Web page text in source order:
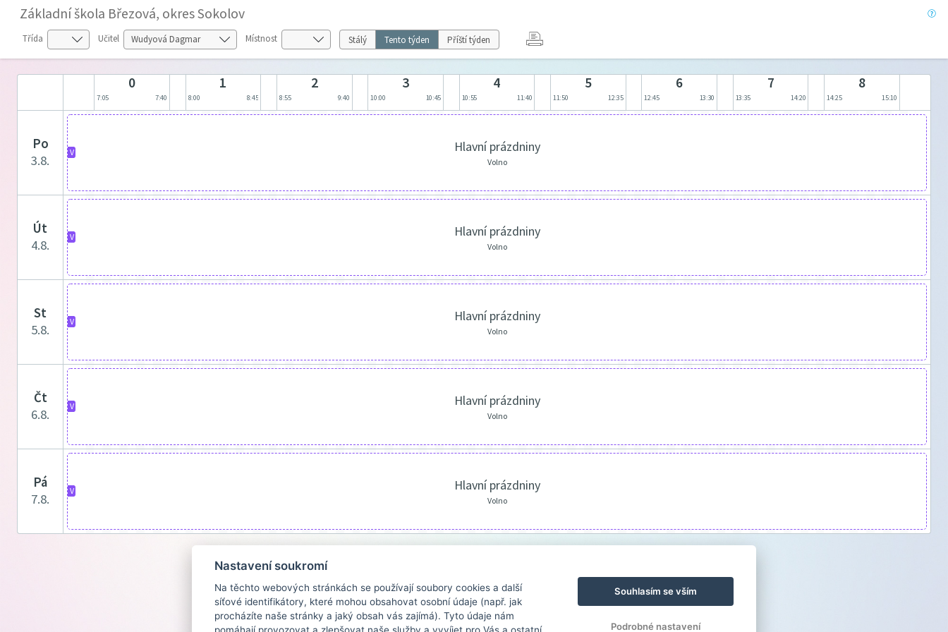
Základní škola Březová, okres Sokolov
Třída Učitel Místnost Stálý Tento týden Příští týden
0
7:05 7:40
1
8:00 8:45
2
8:55 9:40
3
10:00 10:45
4
10:55 11:40
5
11:50 12:35
6
12:45 13:30
7
13:35 14:20
8
14:25 15:10
po
3.8.
V Hlavní prázdniny
Volno
út
4.8.
V Hlavní prázdniny
Volno
st
5.8.
V Hlavní prázdniny
Volno
čt
6.8.
V Hlavní prázdniny
Volno
pá
7.8.
V Hlavní prázdniny
Volno
Nastavení soukromí
Na těchto webových stránkách se používají soubory cookies a další
síťové identifikátory, které mohou obsahovat osobní údaje (např. jak
procházíte naše stránky a jaký obsah vás zajímá). Tyto údaje nám
Souhlasím se vším
Podrobné nastavení